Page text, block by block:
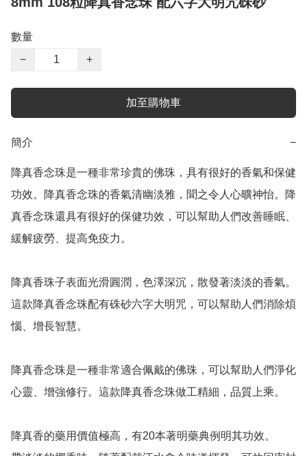
數量
−
+
加至購物車
簡介 −
降真香念珠是一種非常珍貴的佛珠，具有很好的香氣和保健
功效。降真香念珠的香氣清幽淡雅，聞之令人心曠神怡。降
真香念珠還具有很好的保健功效，可以幫助人們改善睡眠、
緩解疲勞、提高免疫力。
降真香珠子表面光滑圓潤，色澤深沉，散發著淡淡的香氣。
這款降真香念珠配有硃砂六字大明咒，可以幫助人們消除煩
惱、增長智慧。
降真香念珠是一種非常適合佩戴的佛珠，可以幫助人們淨化
心靈、增強修行。這款降真香念珠做工精細，品質上乘。
降真香的藥用價值極高，有20本著明藥典例明其功效。